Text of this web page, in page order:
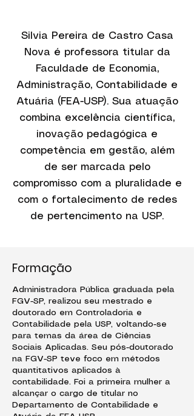
Silvia Pereira de Castro Casa
Nova é professora titular da
Faculdade de Economia,
Administração, Contabilidade e
Atuária (FEA-USP). Sua atuação
combina excelência científica,
inovação pedagógica e
competência em gestão, além
de ser marcada pelo
compromisso com a pluralidade e
com o fortalecimento de redes
de pertencimento na USP.
Formação
Administradora Pública graduada pela
FGV-SP, realizou seu mestrado e
doutorado em Controladoria e
Contabilidade pela USP, voltando-se
para temas da área de Ciências
Sociais Aplicadas. Seu pós-doutorado
na FGV-SP teve foco em métodos
quantitativos aplicados à
contabilidade. Foi a primeira mulher a
alcançar o cargo de titular no
Departamento de Contabilidade e